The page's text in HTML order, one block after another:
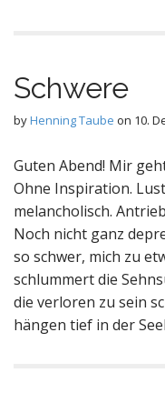
Schwere
byHenning Taube on 10.
Guten Abend! Mir
Ohne Inspiration.
melancholisch.
Noch nicht ganz
so schwer, mich zu
schlummert die
die verloren zu sein
hängen tief in der